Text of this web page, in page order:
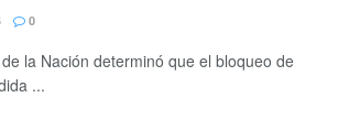
0
la Nación determinó que el bloqueo de
...